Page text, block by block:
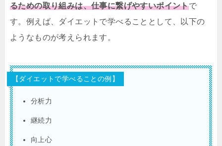
るための取り組みは、仕事に繋げやすいポイントで
す。例えば、ダイエットで学べることとして、以下の
ようなものが考えられます。
【ダイエットで学べることの例】
分析力
継続力
向上心